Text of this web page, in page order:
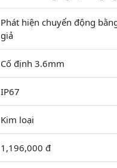
Phát hiện chuyển động
giả
Cố định 3.6mm
IP67
Kim loại
1,196,000 đ